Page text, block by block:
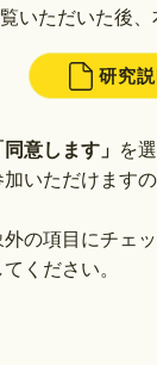
いただいた後、
研究
同意します」 を
いただけますの
の項目にチェ
てください。